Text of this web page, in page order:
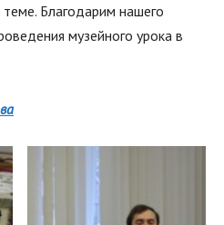
Благодарим нашего
музейного урока в